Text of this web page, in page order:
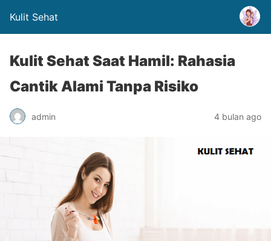
Kulit Sehat
Kulit Sehat Saat Hamil: Rahasia
Cantik Alami Tanpa Risiko
admin 4 bulan ago